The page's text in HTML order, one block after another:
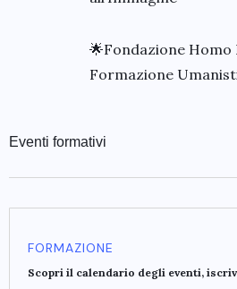
🌟Fondazione Homo
Formazione
Eventi formativi
FORMAZIONE
Scopri il calendario degli eventi,